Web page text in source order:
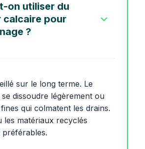
utiliser du
calcaire pour
?
sur le long terme. Le
dissoudre légèrement ou
qui colmatent les drains.
les matériaux recyclés